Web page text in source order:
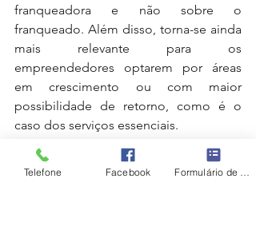
franqueadora e não sobre o
franqueado. Além disso, torna-se ainda
mais relevante para os
empreendedores optarem por áreas
em crescimento ou com maior
possibilidade de retorno, como é o
caso dos serviços essenciais.
Neste contexto, as franquias do setor
Telefone Facebook